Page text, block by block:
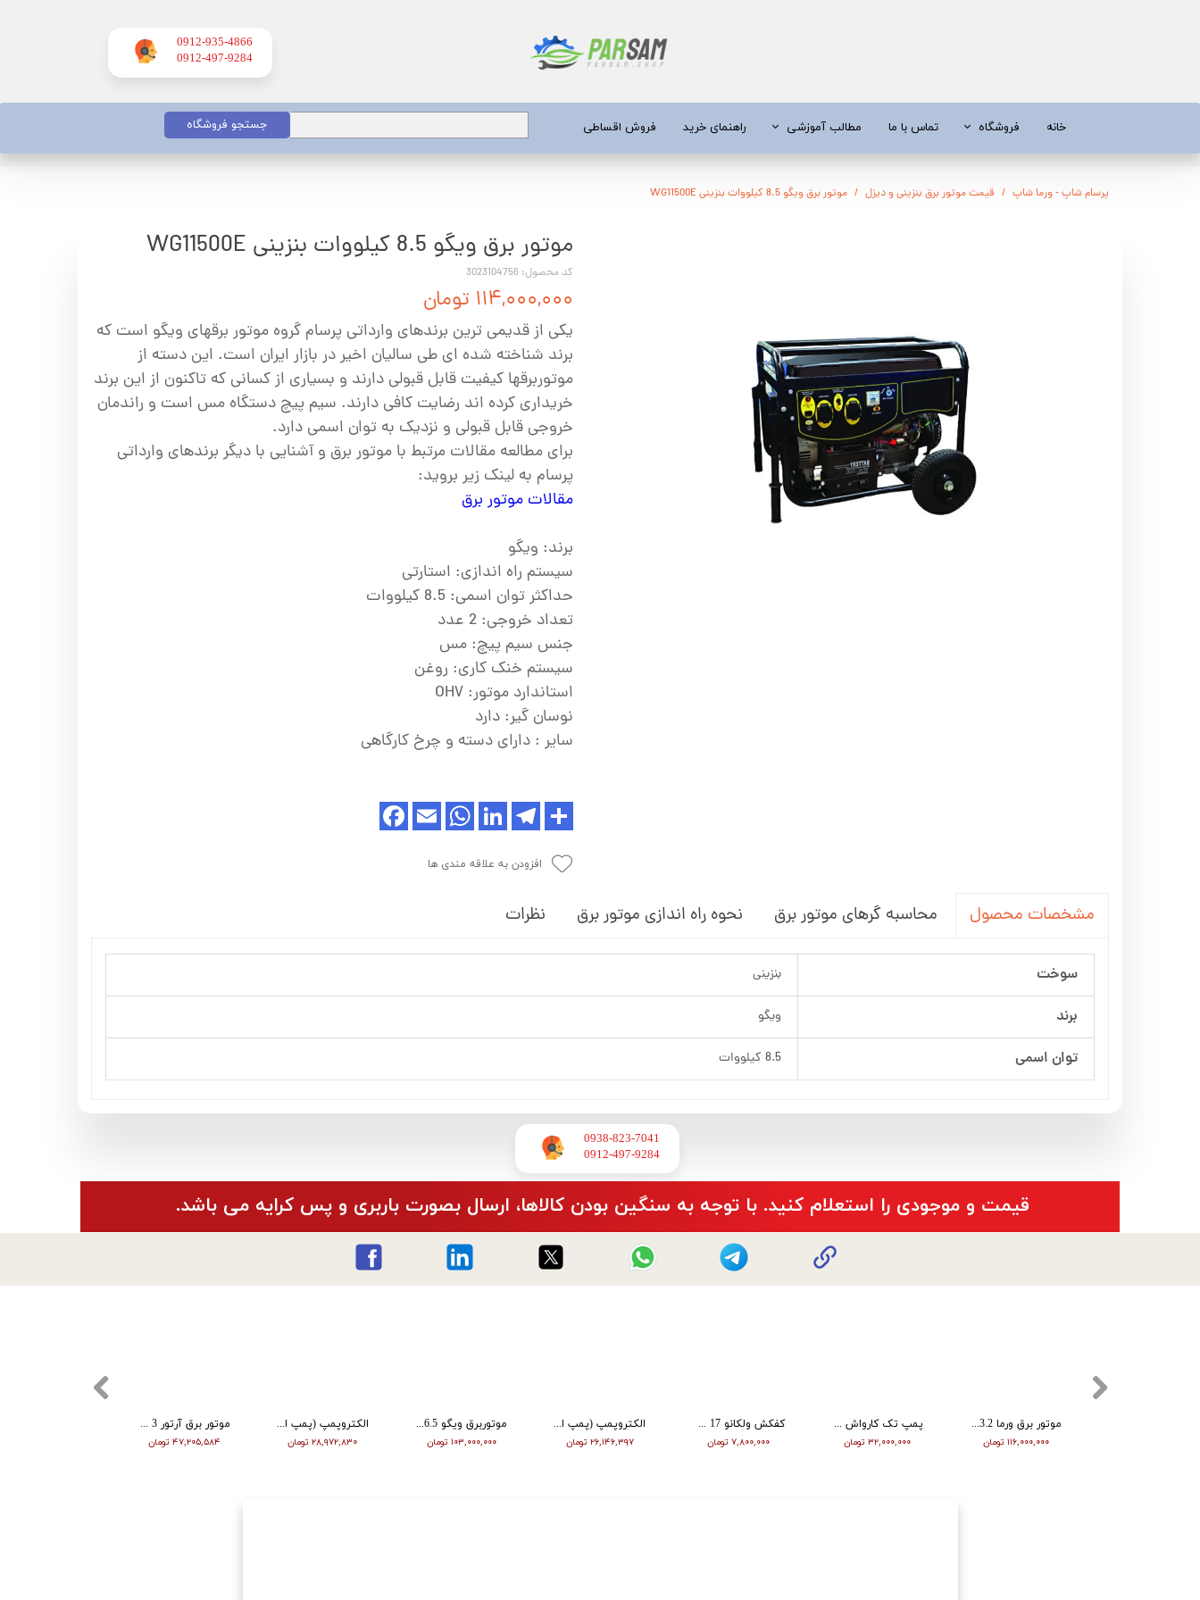
0912-935-4866
​​​​​​​0912-497-9284
خانه فروشگاه
آبسردکن و دستگاه تصفیه آب
کفکش / لجن کش
موتور پمپ
اره زنجیری / علفتراش
شناور چاه عمیق
سمپاش
بخارشو
تماس با ما مطالب آموزشی
تیلر
پمپ آب خانگی
ابزار و قطعات
کارواش
موتور تک
موتور پمپ
سمپاش
راهنمای خرید فروش اقساطی جستجو فروشگاه
پرسام شاپ - ورما شاپ قیمت موتور برق بنزینی و دیزل موتور برق ویگو 8.5 کیلووات بنزینی WG11500E
موتور برق ویگو 8.5 کیلووات بنزینی WG11500E
کد محصول: 3023104756
۱۱۴,۰۰۰,۰۰۰ تومان
یکی از قدیمی ترین برندهای وارداتی پرسام گروه موتور برقهای ویگو است که
برند شناخته شده ای طی سالیان اخیر در بازار ایران است. این دسته از
موتوربرقها کیفیت قابل قبولی دارند و بسیاری از کسانی که تاکنون از این برند
خریداری کرده اند رضایت کافی دارند. سیم پیچ دستگاه مس است و راندمان
خروجی قابل قبولی و نزدیک به توان اسمی دارد.
برای مطالعه مقالات مرتبط با موتور برق و آشنایی با دیگر برندهای وارداتی
پرسام به لینک زیر بروید:
مقالات موتور برق
برند: ویگو
سیستم راه اندازی: استارتی
حداکثر توان اسمی: 8.5 کیلووات
تعداد خروجی: 2 عدد
جنس سیم پیچ: مس
سیستم خنک کاری: روغن
استاندارد موتور: OHV
نوسان گیر: دارد
سایر : دارای دسته و چرخ کارگاهی
افزودن به علاقه مندی ها
مشخصات محصول محاسبه گرهای موتور برق نحوه راه اندازی موتور برق نظرات
سوخت بنزینی
برند ویگو
توان اسمی 8.5 کیلووات
0938-823-7041
​​​​​​​0912-497-9284
​قیمت و موجودی را استعلام کنید. با توجه به سنگین بودن کالاها، ارسال بصورت باربری و پس کرایه می باشد.
موتور برق آرتور 3 کیلووات بنزینی استارتی AR5500D
۴۷,۲۰۵,۵۸۴ تومان
الکتروپمپ (پمپ اب ) ویگو 4 اسب 4 اینچ پروانه استیل THF/6AR
۲۸,۹۷۲,۸۳۰ تومان
موتوربرق ویگو 6.5 کیلووات مدل Wg8500
۱۰۳,۰۰۰,۰۰۰ تومان
الکتروپمپ (پمپ اب ) ورما دو پروانه 3 اسب CB310
۲۶,۱۴۶,۳۹۷ تومان
کفکش ولکانو 17 متری فلوتردار 1 اینچ
۷,۸۰۰,۰۰۰ تومان
پمپ تک کارواش 220 بار ۱۰ اسب ورما مدل VERMA 1814
۳۲,۰۰۰,۰۰۰ تومان
موتور برق ورما 3.2 کیلووات سایلنت اینورتر دار ریموت دار VM5500i
۱۱۶,۰۰۰,۰۰۰ تومان